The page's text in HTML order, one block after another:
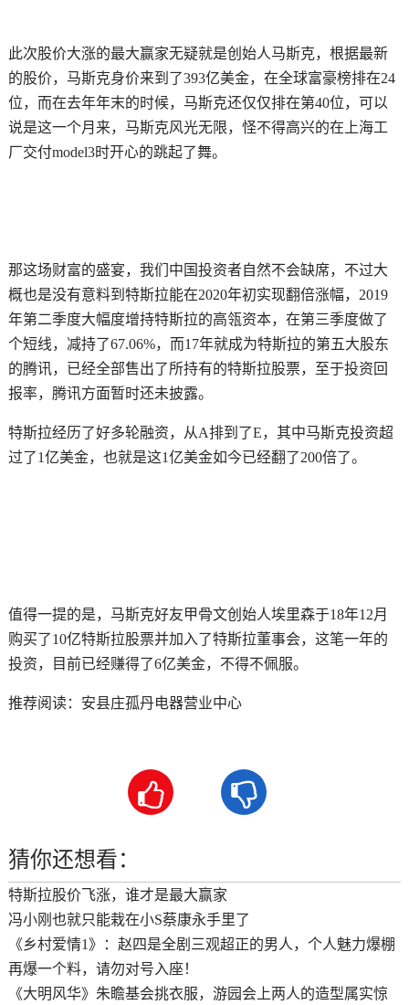
此次股价大涨的最大赢家无疑就是创始人马斯克，根据最新
的股价，马斯克身价来到了393亿美金，在全球富豪榜排在24
位，而在去年年末的时候，马斯克还仅仅排在第40位，可以
说是这一个月来，马斯克风光无限，怪不得高兴的在上海工
厂交付model3时开心的跳起了舞。
那这场财富的盛宴，我们中国投资者自然不会缺席，不过大
概也是没有意料到特斯拉能在2020年初实现翻倍涨幅，2019
年第二季度大幅度增持特斯拉的高瓴资本，在第三季度做了
个短线，减持了67.06%，而17年就成为特斯拉的第五大股东
的腾讯，已经全部售出了所持有的特斯拉股票，至于投资回
报率，腾讯方面暂时还未披露。
特斯拉经历了好多轮融资，从A排到了E，其中马斯克投资超
过了1亿美金，也就是这1亿美金如今已经翻了200倍了。
值得一提的是，马斯克好友甲骨文创始人埃里森于18年12月
购买了10亿特斯拉股票并加入了特斯拉董事会，这笔一年的
投资，目前已经赚得了6亿美金，不得不佩服。
推荐阅读： 安县庄孤丹电器营业中心
 
猜你还想看：
特斯拉股价飞涨，谁才是最大赢家
冯小刚也就只能栽在小S蔡康永手里了
《乡村爱情1》：赵四是全剧三观超正的男人，个人魅力爆棚
再爆一个料，请勿对号入座！
《大明风华》朱瞻基会挑衣服，游园会上两人的造型属实惊